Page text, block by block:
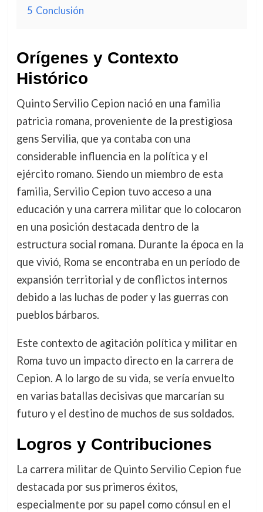
5 Conclusión
Orígenes y Contexto
Histórico
Quinto Servilio Cepion nació en una familia
patricia romana, proveniente de la prestigiosa
gens Servilia, que ya contaba con una
considerable influencia en la política y el
ejército romano. Siendo un miembro de esta
familia, Servilio Cepion tuvo acceso a una
educación y una carrera militar que lo colocaron
en una posición destacada dentro de la
estructura social romana. Durante la época en la
que vivió, Roma se encontraba en un período de
expansión territorial y de conflictos internos
debido a las luchas de poder y las guerras con
pueblos bárbaros.
Este contexto de agitación política y militar en
Roma tuvo un impacto directo en la carrera de
Cepion. A lo largo de su vida, se vería envuelto
en varias batallas decisivas que marcarían su
futuro y el destino de muchos de sus soldados.
Logros y Contribuciones
La carrera militar de Quinto Servilio Cepion fue
destacada por sus primeros éxitos,
especialmente por su papel como cónsul en el